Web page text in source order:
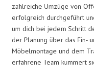
zahlreiche Umzüge von
erfolgreich durchgeführt
um dich bei jedem Schritt
der Planung über das Ein-
Möbelmontage und dem
erfahrene Team kümmert